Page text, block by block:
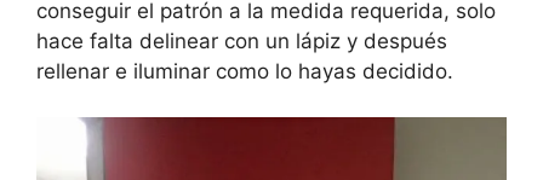
conseguir el patrón a la medida requerida, solo
hace falta delinear con un lápiz y después
rellenar e iluminar como lo hayas decidido.